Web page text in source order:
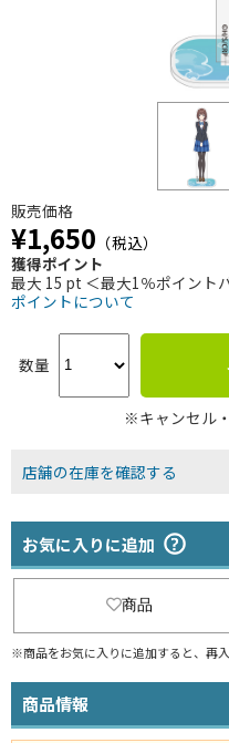
販売価格
¥1,650 （税込）
獲得ポイント
最大 15 pt ＜最大1％ポイント
ポイントについて
数量
※キャンセル
店舗の在庫を確認する
お気に入りに追加
商品
※商品をお気に入りに追加すると、再
商品情報